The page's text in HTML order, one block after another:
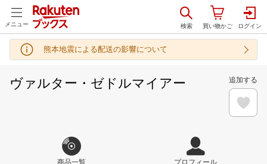
メニュー
熊本地震による配送の影響について
ヴァルター・ゼドルマイアー 追加する
商品一覧 プロフィール